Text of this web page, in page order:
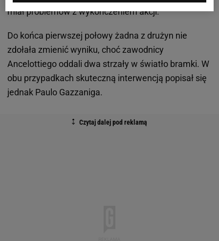
miał problemów z wykończeniem akcji.
Do końca pierwszej połowy żadna z drużyn nie
zdołała zmienić wyniku, choć zawodnicy
Ancelottiego oddali dwa strzały w światło bramki. W
obu przypadkach skuteczną interwencją popisał się
jednak Paulo Gazzaniga.